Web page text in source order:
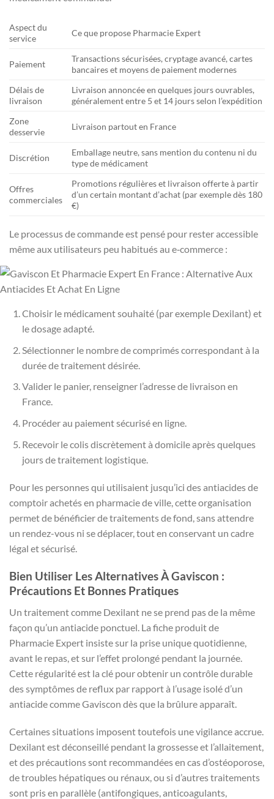
Aspect du
service
Ce que propose Pharmacie Expert
Paiement
Transactions sécurisées, cryptage avancé, cartes
bancaires et moyens de paiement modernes
Délais de
livraison
Livraison annoncée en quelques jours ouvrables,
généralement entre 5 et 14 jours selon l’expédition
Zone
desservie
Livraison partout en France
Discrétion
Emballage neutre, sans mention du contenu ni du
type de médicament
Offres
commerciales
Promotions régulières et livraison offerte à partir
d’un certain montant d’achat (par exemple dès 180
€)
Le processus de commande est pensé pour rester accessible
même aux utilisateurs peu habitués au e‑commerce :
Choisir le médicament souhaité (par exemple Dexilant) et
le dosage adapté.
Sélectionner le nombre de comprimés correspondant à la
durée de traitement désirée.
Valider le panier, renseigner l’adresse de livraison en
France.
Procéder au paiement sécurisé en ligne.
Recevoir le colis discrètement à domicile après quelques
jours de traitement logistique.
Pour les personnes qui utilisaient jusqu’ici des antiacides de
comptoir achetés en pharmacie de ville, cette organisation
permet de bénéficier de traitements de fond, sans attendre
un rendez-vous ni se déplacer, tout en conservant un cadre
légal et sécurisé.
Bien Utiliser Les Alternatives À Gaviscon :
Précautions Et Bonnes Pratiques
Un traitement comme Dexilant ne se prend pas de la même
façon qu’un antiacide ponctuel. La fiche produit de
Pharmacie Expert insiste sur la prise unique quotidienne,
avant le repas, et sur l’effet prolongé pendant la journée.
Cette régularité est la clé pour obtenir un contrôle durable
des symptômes de reflux par rapport à l’usage isolé d’un
antiacide comme Gaviscon dès que la brûlure apparaît.
Certaines situations imposent toutefois une vigilance accrue.
Dexilant est déconseillé pendant la grossesse et l’allaitement,
et des précautions sont recommandées en cas d’ostéoporose,
de troubles hépatiques ou rénaux, ou si d’autres traitements
sont pris en parallèle (antifongiques, anticoagulants,